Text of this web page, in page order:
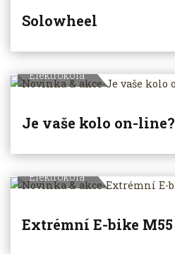
Solowheel
Elektrokola
Je vaše kolo on-line?
Elektrokola
Extrémní E-bike M55